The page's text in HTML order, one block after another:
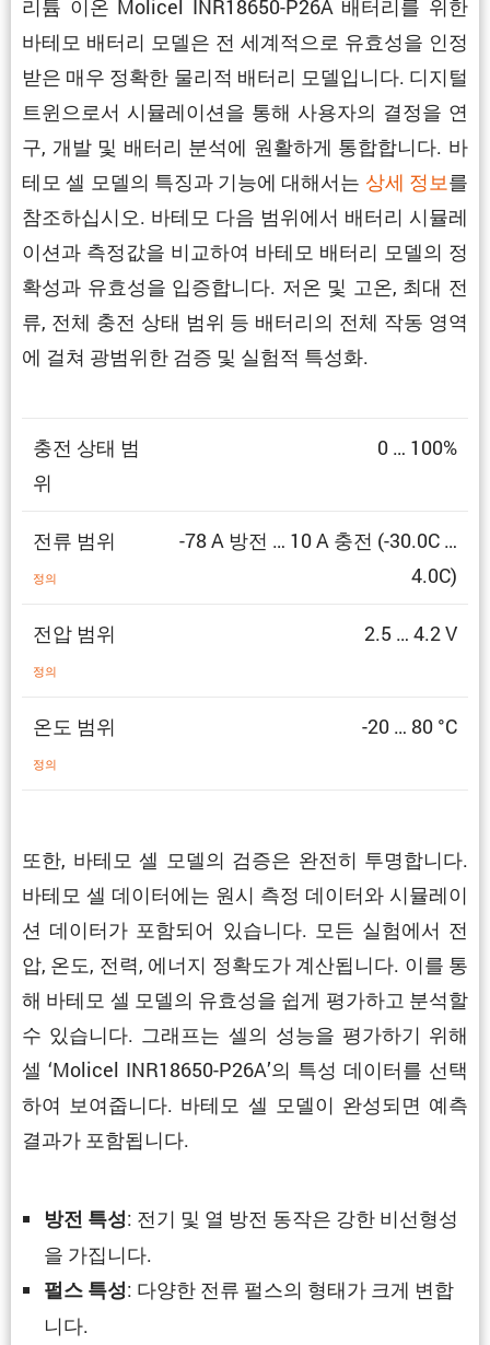
리튬 이온 Molicel INR18650-P26A 배터리를 위한
바테모 배터리 모델은 전 세계적으로 유효성을 인정
받은 매우 정확한 물리적 배터리 모델입니다. 디지털
트윈으로서 시뮬레이션을 통해 사용자의 결정을 연
구, 개발 및 배터리 분석에 원활하게 통합합니다. 바
테모 셀 모델의 특징과 기능에 대해서는 상세 정보를
참조하십시오. 바테모 다음 범위에서 배터리 시뮬레
이션과 측정값을 비교하여 바테모 배터리 모델의 정
확성과 유효성을 입증합니다. 저온 및 고온, 최대 전
류, 전체 충전 상태 범위 등 배터리의 전체 작동 영역
에 걸쳐 광범위한 검증 및 실험적 특성화.
충전 상태 범
위
0 … 100%
전류 범위
정의
-78 A 방전 … 10 A 충전 (-30.0C …
4.0C)
전압 범위
정의
2.5 … 4.2 V
온도 범위
정의
-20 … 80 °C
또한, 바테모 셀 모델의 검증은 완전히 투명합니다.
바테모 셀 데이터에는 원시 측정 데이터와 시뮬레이
션 데이터가 포함되어 있습니다. 모든 실험에서 전
압, 온도, 전력, 에너지 정확도가 계산됩니다. 이를 통
해 바테모 셀 모델의 유효성을 쉽게 평가하고 분석할
수 있습니다. 그래프는 셀의 성능을 평가하기 위해
셀 ‘Molicel INR18650-P26A’의 특성 데이터를 선택
하여 보여줍니다. 바테모 셀 모델이 완성되면 예측
결과가 포함됩니다.
방전 특성: 전기 및 열 방전 동작은 강한 비선형성
을 가집니다.
펄스 특성: 다양한 전류 펄스의 형태가 크게 변합
니다.